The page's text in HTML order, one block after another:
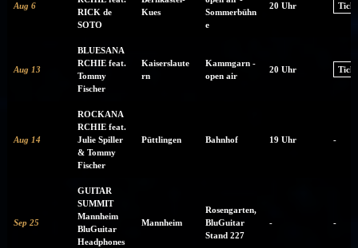
Aug 6
RICK de
SOTO
Kues
Sommerbühn
e
20 Uhr
Aug 13
BLUESANA
RCHIE feat.
Tommy
Fischer
Kaiserslaute
rn
Kammgarn -
open air
20 Uhr
Aug 14
ROCKANA
RCHIE feat.
Julie Spiller
& Tommy
Fischer
Püttlingen Bahnhof 19 Uhr -
Sep 25
GUITAR
SUMMIT
Mannheim
BluGuitar
Headphones
Mannheim
Rosengarten,
BluGuitar
Stand 227
- -